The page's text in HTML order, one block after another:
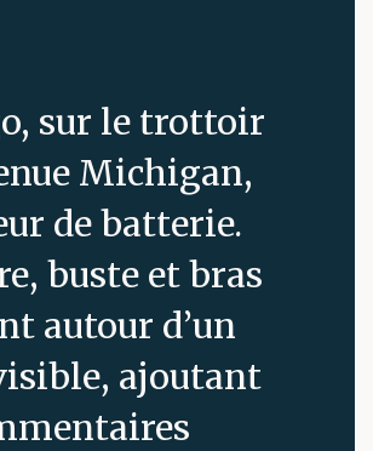
sur le trottoir
Michigan,
de batterie.
buste et bras
autour d’un
ajoutant